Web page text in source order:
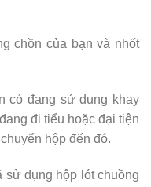
chồn của bạn và nhốt
có đang sử dụng khay
đi tiểu hoặc đại tiện
hộp đến đó.
sử dụng hộp lót chuồng